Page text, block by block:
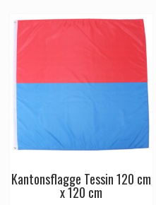
Kantonsflagge Tessin 120 cm
x 120 cm